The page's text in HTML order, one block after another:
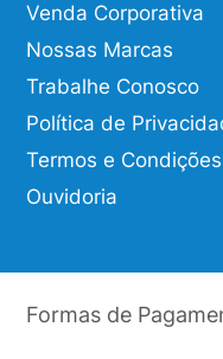
Venda Corporativa
Nossas Marcas
Trabalhe Conosco
Política de
Termos e
Ouvidoria
Formas de